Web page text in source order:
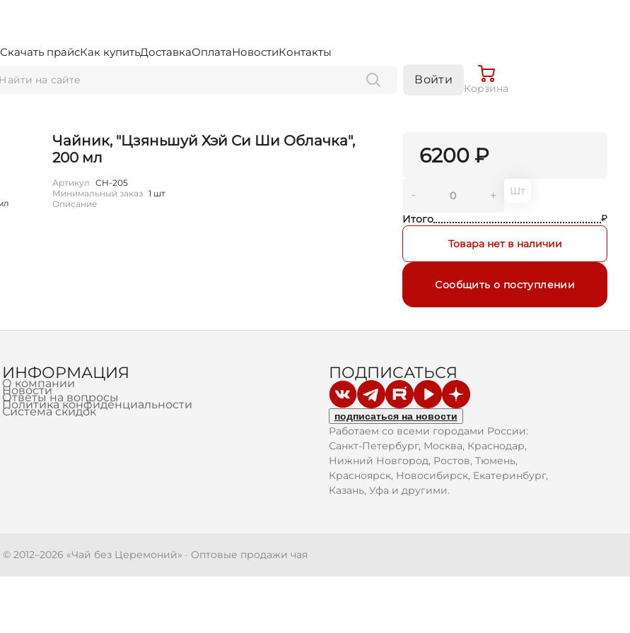
Скачать прайсКак купитьДоставкаОплатаНовостиКонтакты
Войти
Корзина
Чайник, "Цзяньшуй Хэй Си Ши Облачка",
200 мл
Артикул
CH-205
Минимальный заказ 1 шт
Описание
6200 ₽
- + Шт
Итого ₽
Товара нет в наличии
Сообщить о поступлении
ИНФОРМАЦИЯ
О компании
Новости
Ответы на вопросы
Политика конфиденциальности
Система скидок
ПОДПИСАТЬСЯ
подписаться на новости
Работаем со всеми городами России:
Санкт-Петербург, Москва, Краснодар,
Нижний Новгород, Ростов, Тюмень,
Красноярск, Новосибирск, Екатеринбург,
Казань, Уфа и другими.
© 2012–2026 «Чай без Церемоний» · Оптовые продажи чая